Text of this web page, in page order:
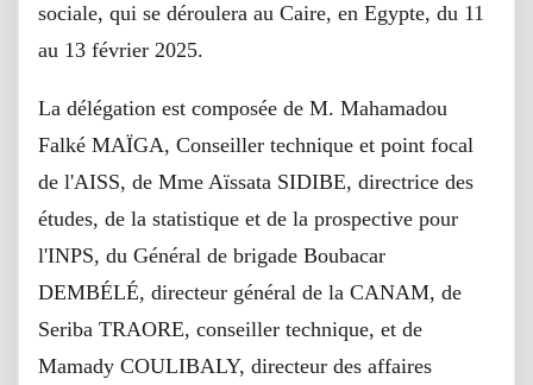
sociale, qui se déroulera au Caire, en Egypte, du 11
au 13 février 2025.
La délégation est composée de M. Mahamadou
Falké MAÏGA, Conseiller technique et point focal
de l'AISS, de Mme Aïssata SIDIBE, directrice des
études, de la statistique et de la prospective pour
l'INPS, du Général de brigade Boubacar
DEMBÉLÉ, directeur général de la CANAM, de
Seriba TRAORE, conseiller technique, et de
Mamady COULIBALY, directeur des affaires